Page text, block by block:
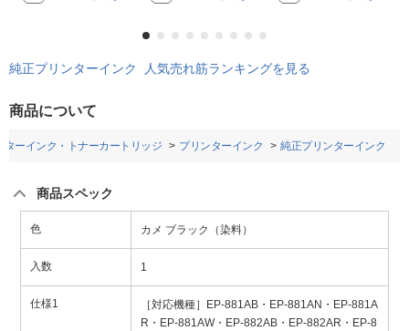
純正プリンターインク 人気売れ筋ランキングを見る
商品について
ターインク・トナーカートリッジ プリンターインク 純正プリンターインク
商品スペック
色 カメ ブラック（染料）
入数 1
仕様1
［対応機種］EP-881AB・EP-881AN・EP-881A
R・EP-881AW・EP-882AB・EP-882AR・EP-8